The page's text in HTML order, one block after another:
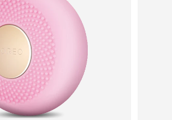
預計送達日期
預計送達日期
預計送達日期